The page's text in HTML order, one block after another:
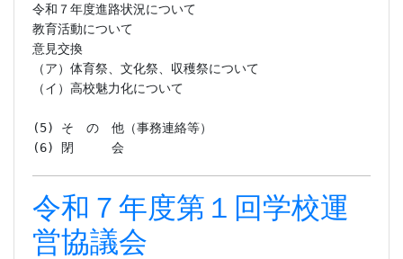
令和７年度進路状況について
教育活動について
意見交換
（ア）体育祭、文化祭、収穫祭について
（イ）高校魅力化について
(5) そ　の　他（事務連絡等）
(6) 閉　　　会
令和７年度第１回学校運
営協議会